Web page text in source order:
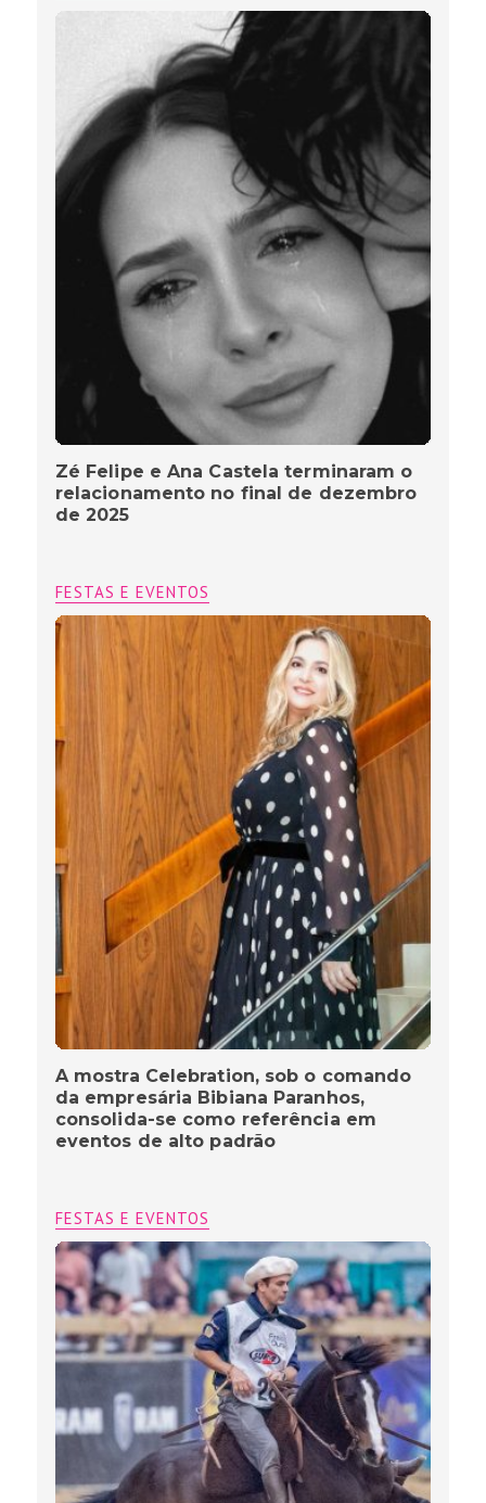
Zé Felipe e Ana Castela terminaram o
relacionamento no final de dezembro
de 2025
FESTAS E EVENTOS
A mostra Celebration, sob o comando
da empresária Bibiana Paranhos,
consolida-se como referência em
eventos de alto padrão
FESTAS E EVENTOS